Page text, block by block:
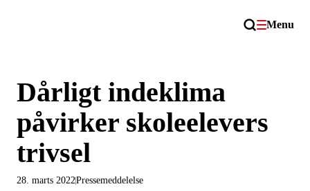
Menu
Dårligt indeklima
påvirker skoleelevers
trivsel
Pressemeddelelse
28. marts 2022